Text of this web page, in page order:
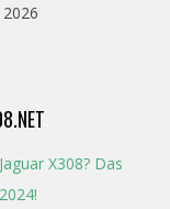
2026
X308? Das